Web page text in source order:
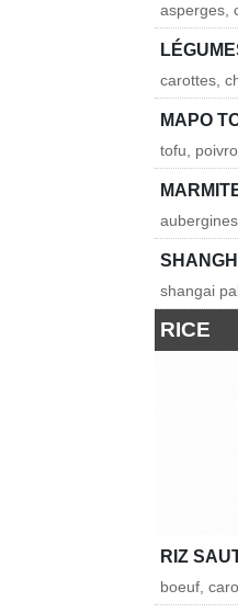
asperges,
carottes,
MAPO
tofu,
shangai
RICE
RIZ
boeuf,